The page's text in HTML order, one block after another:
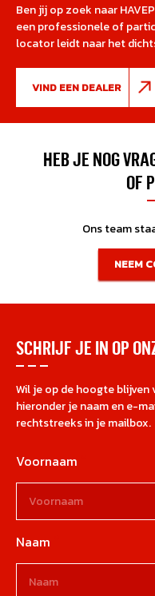
Ben jij op zoek naar
een professionele of
locator leidt naar het
VIND EEN DEALER
HEB JE NOG
OF
Ons team
NEEM
SCHRIJF JE IN OP
Wil je op de hoogte blijven
hieronder je naam en e-
rechtstreeks in je mailbox.
Voornaam
Naam